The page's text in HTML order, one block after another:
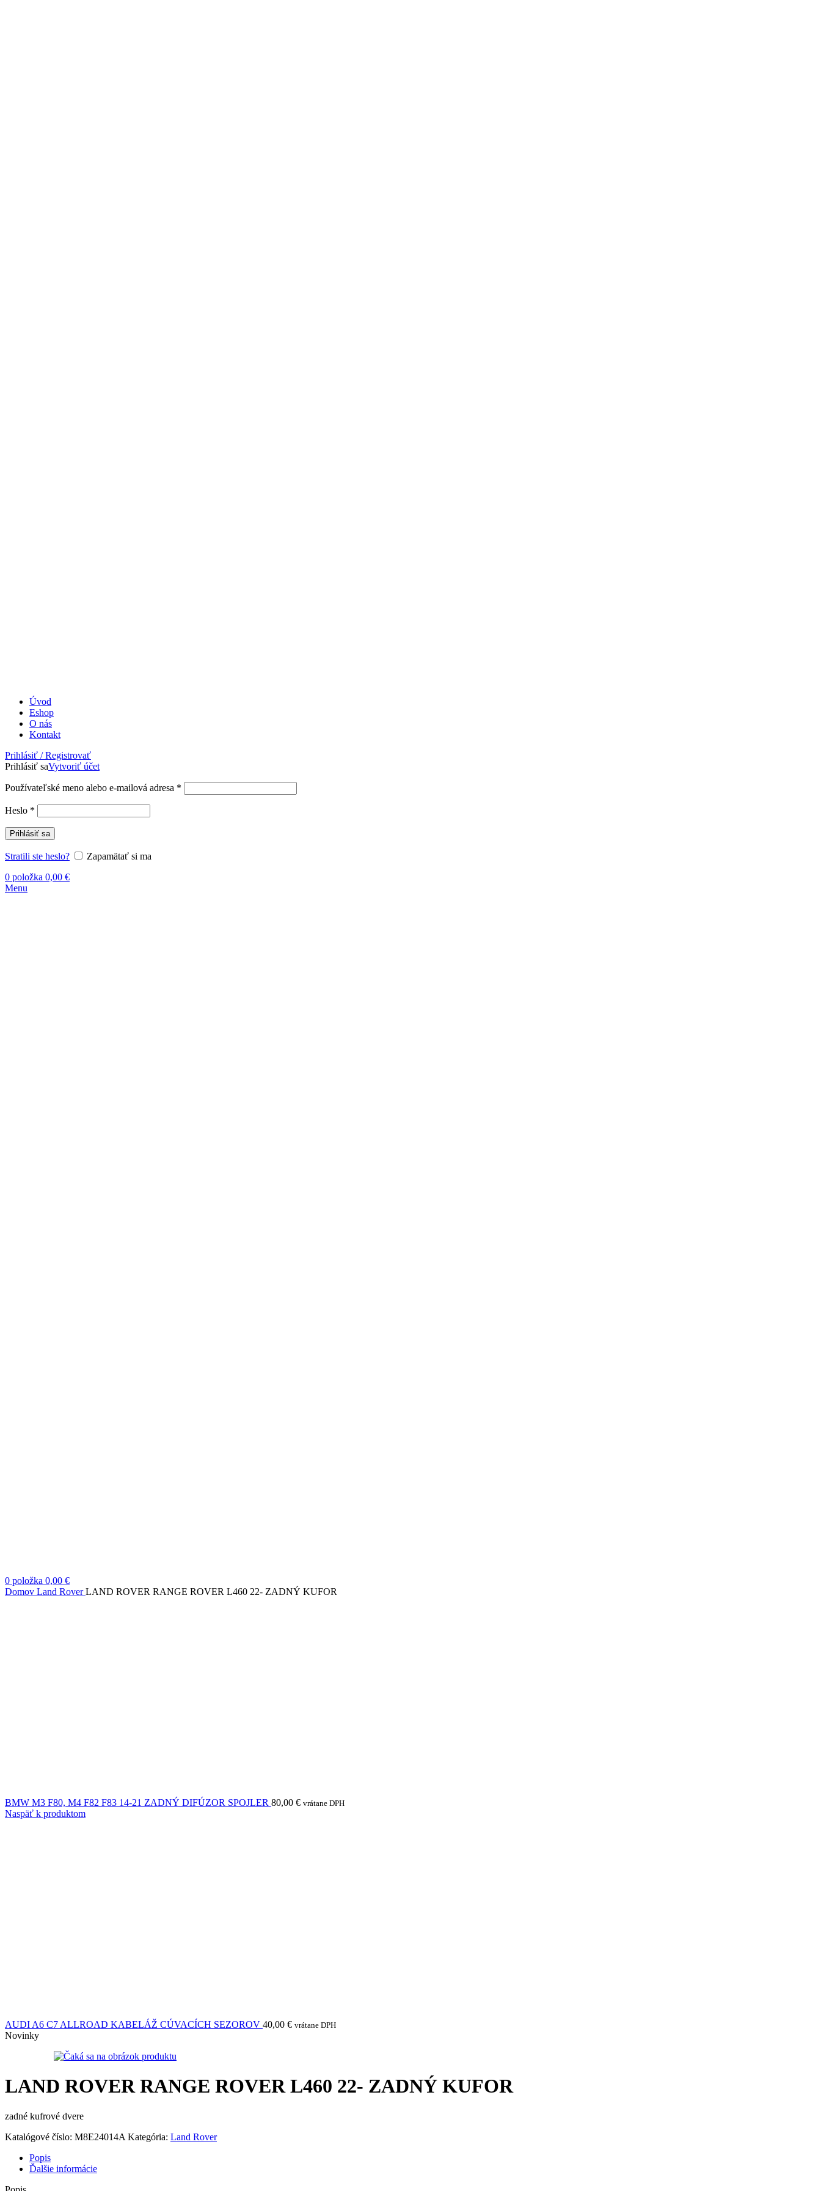
Úvod
Eshop
O nás
Kontakt
Prihlásiť / Registrovať
Prihlásiť saVytvoriť účet
Používateľské meno alebo e-mailová adresa *
Heslo *
Prihlásiť sa
Stratili ste heslo?
Zapamätať si ma
0 položka 0,00 €
Menu
0 položka 0,00 €
Domov Land RoverLAND ROVER RANGE ROVER L460 22- ZADNÝ KUFOR
BMW M3 F80, M4 F82 F83 14-21 ZADNÝ DIFÚZOR SPOJLER 80,00 € vrátane DPH
Naspäť k produktom
AUDI A6 C7 ALLROAD KABELÁŽ CÚVACÍCH SEZOROV 40,00 € vrátane DPH
Novinky
LAND ROVER RANGE ROVER L460 22- ZADNÝ KUFOR
zadné kufrové dvere
Katalógové číslo: M8E24014A Kategória: Land Rover
Popis
Ďalšie informácie